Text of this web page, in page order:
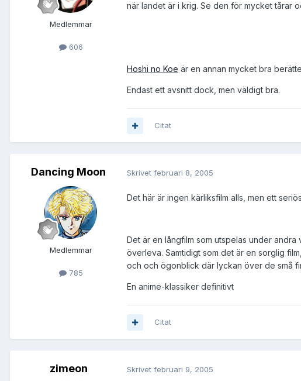
Medlemmar
606
när landet är i krig. Se den för mycket tårar
Hoshi no Koe är en annan mycket bra
Endast ett avsnitt dock, men väldigt bra.
Citat
Dancing Moon
Medlemmar
785
Skrivet februari 8, 2005
Det här är ingen kärliksfilm alls, men ett
Det är en långfilm som utspelas under
överleva. Samtidigt som det är en sorglig
och och ögonblick där lyckan över de små
En anime-klassiker definitivt
Citat
zimeon Skrivet februari 9, 2005